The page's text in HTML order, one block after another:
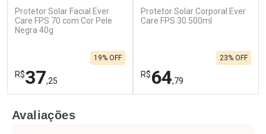
Protetor Solar Facial Ever
Care FPS 70 com Cor Pele
Negra 40g
R$37,25
19% OFF
Protetor Solar Corporal Ever
Care FPS 30 500ml
R$64,79
23% OFF
Avaliações